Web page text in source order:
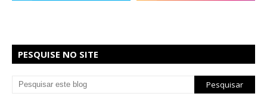
PESQUISE NO SITE